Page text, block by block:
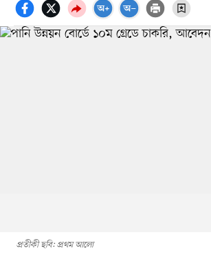
প্রতীকী ছবি: প্রথম আলো